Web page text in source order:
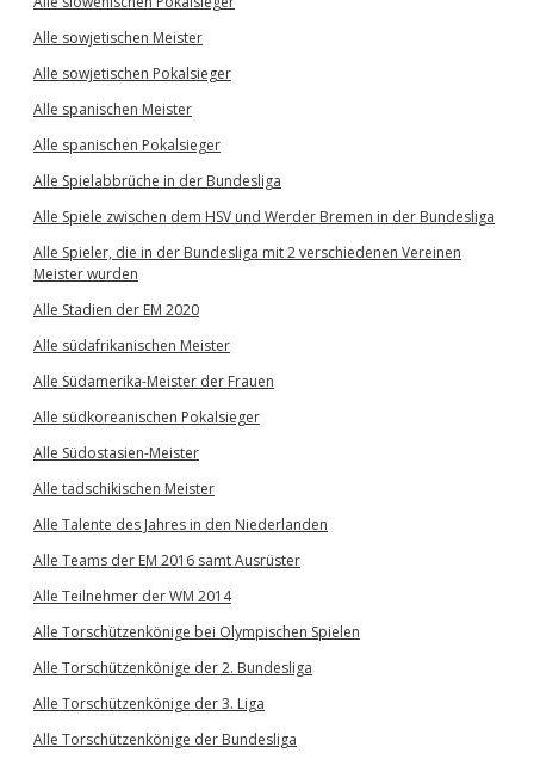
Alle sowjetischen Meister
Alle sowjetischen Pokalsieger
Alle spanischen Meister
Alle spanischen Pokalsieger
Alle Spielabbrüche in der Bundesliga
Alle Spiele zwischen dem HSV und Werder Bremen in der Bundesliga
Alle Spieler, die in der Bundesliga mit 2 verschiedenen Vereinen
Meister wurden
Alle Stadien der EM 2020
Alle südafrikanischen Meister
Alle Südamerika-Meister der Frauen
Alle südkoreanischen Pokalsieger
Alle Südostasien-Meister
Alle tadschikischen Meister
Alle Talente des Jahres in den Niederlanden
Alle Teams der EM 2016 samt Ausrüster
Alle Teilnehmer der WM 2014
Alle Torschützenkönige bei Olympischen Spielen
Alle Torschützenkönige der 2. Bundesliga
Alle Torschützenkönige der 3. Liga
Alle Torschützenkönige der Bundesliga